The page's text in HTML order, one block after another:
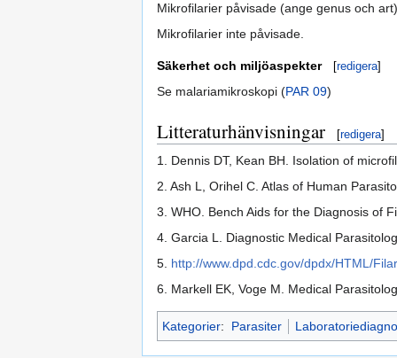
Mikrofilarier påvisade (ange genus och
Mikrofilarier inte påvisade.
Säkerhet och miljöaspekter [redigera]
Se malariamikroskopi (PAR 09)
Litteraturhänvisningar [redigera]
1. Dennis DT, Kean BH. Isolation of
2. Ash L, Orihel C. Atlas of Human
3. WHO. Bench Aids for the Diagnosis of
4. Garcia L. Diagnostic Medical
5. http://www.dpd.cdc.gov/dpdx/HTML/
6. Markell EK, Voge M. Medical
Kategorier: Parasiter